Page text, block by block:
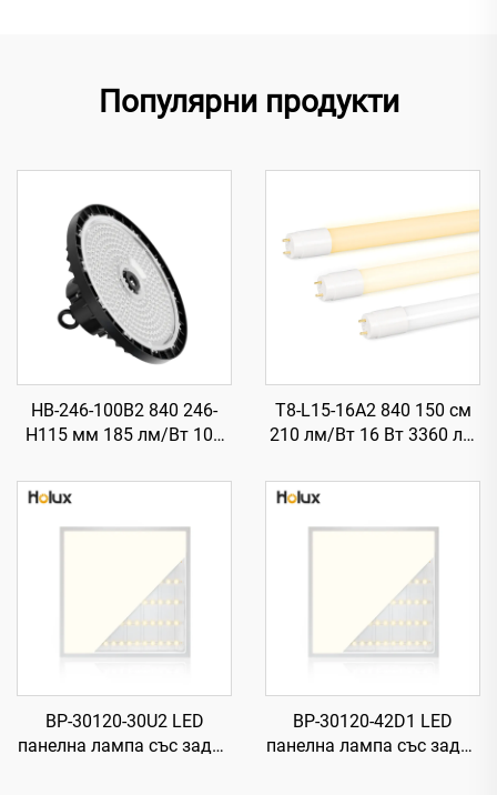
Популярни продукти
HB-246-100B2 840 246-
H115 мм 185 лм/Вт 100
високомонтажно
T8-L15-16A2 840 150 см
210 лм/Вт 16 Вт 3360 лм
BP-30120-30U2 LED
панелна лампа със задна
BP-30120-42D1 LED
панелна лампа със задна